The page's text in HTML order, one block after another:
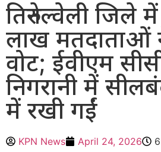
तिरुनेल्वेली जिले
लाख मतदाताओं
वोट; ईवीएम
निगरानी में
में रखी गईं
KPN News April 24, 2026